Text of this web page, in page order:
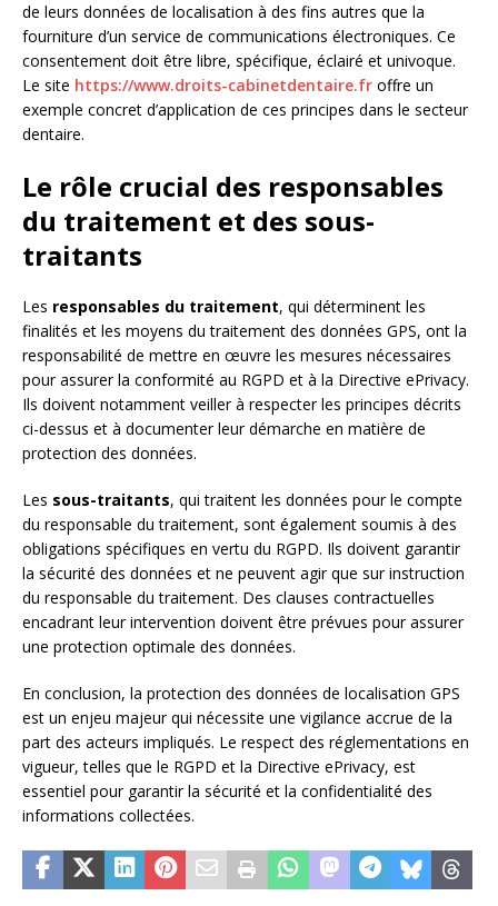
de leurs données de localisation à des fins autres que la
fourniture d’un service de communications électroniques. Ce
consentement doit être libre, spécifique, éclairé et univoque.
Le site https://www.droits-cabinetdentaire.fr offre un
exemple concret d’application de ces principes dans le secteur
dentaire.
Le rôle crucial des responsables
du traitement et des sous-
traitants
Les responsables du traitement, qui déterminent les
finalités et les moyens du traitement des données GPS, ont la
responsabilité de mettre en œuvre les mesures nécessaires
pour assurer la conformité au RGPD et à la Directive ePrivacy.
Ils doivent notamment veiller à respecter les principes décrits
ci-dessus et à documenter leur démarche en matière de
protection des données.
Les sous-traitants, qui traitent les données pour le compte
du responsable du traitement, sont également soumis à des
obligations spécifiques en vertu du RGPD. Ils doivent garantir
la sécurité des données et ne peuvent agir que sur instruction
du responsable du traitement. Des clauses contractuelles
encadrant leur intervention doivent être prévues pour assurer
une protection optimale des données.
En conclusion, la protection des données de localisation GPS
est un enjeu majeur qui nécessite une vigilance accrue de la
part des acteurs impliqués. Le respect des réglementations en
vigueur, telles que le RGPD et la Directive ePrivacy, est
essentiel pour garantir la sécurité et la confidentialité des
informations collectées.